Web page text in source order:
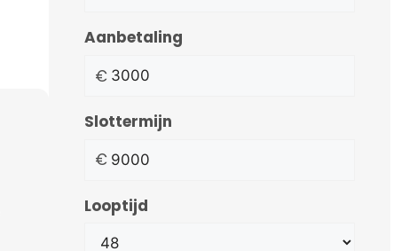
Aanbetaling
€
Slottermijn
€
Looptijd